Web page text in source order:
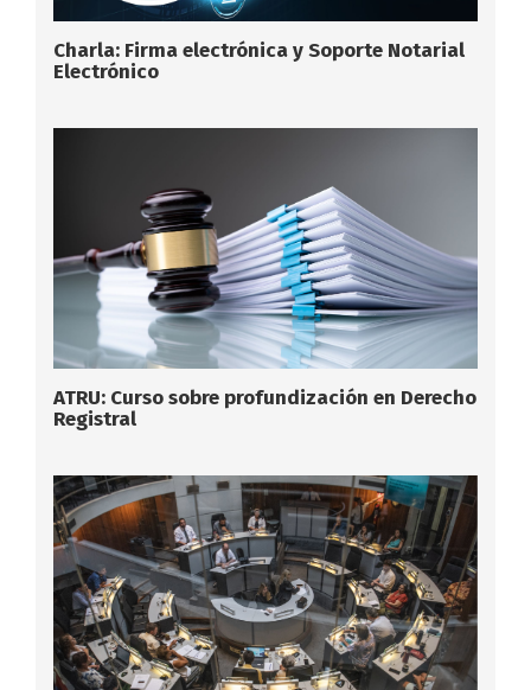
Charla: Firma electrónica y Soporte Notarial
Electrónico
ATRU: Curso sobre profundización en Derecho
Registral